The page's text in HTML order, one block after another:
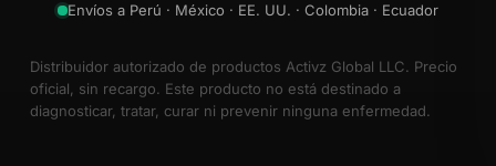
Envíos a Perú · México · EE. UU. · Colombia · Ecuador
Distribuidor autorizado de productos Activz Global LLC. Precio
oficial, sin recargo. Este producto no está destinado a
diagnosticar, tratar, curar ni prevenir ninguna enfermedad.